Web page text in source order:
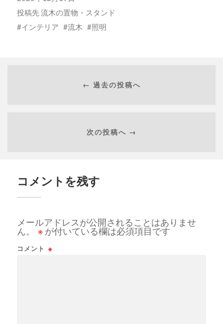
投稿先流木の置物・スタンド
インテリア
流木 照明
← 過去の投稿へ
次の投稿へ →
コメントを残す
メールアドレスが公開されることはありませ
ん。
※ が付いている欄は必須項目です
コメント ※